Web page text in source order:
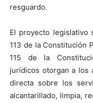
resguardo.
El proyecto legislativo
113 de la Constitución
115 de la
jurídicos otorgan a los
directa sobre los
alcantarillado, limpia,